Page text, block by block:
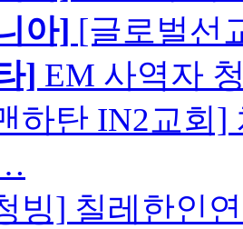
아] [글로벌선
] EM 사역자
하탄 IN2교회]
빙] 칠레한인